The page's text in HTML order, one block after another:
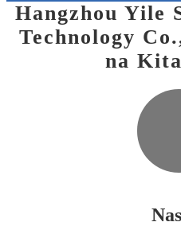
Hangzhou Yile
Technology
na